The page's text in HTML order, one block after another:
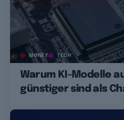
MONEY TECH
Warum KI-Modelle
günstiger sind als